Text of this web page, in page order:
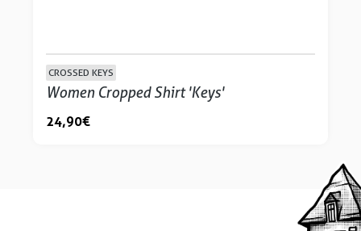
CROSSED KEYS
Women Cropped Shirt 'Keys'
24,90 €